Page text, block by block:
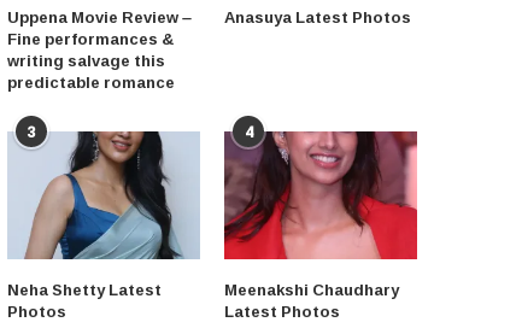
Uppena Movie Review –
Fine performances &
writing salvage this
predictable romance
Anasuya Latest Photos
3
Neha Shetty Latest
Photos
4
Meenakshi Chaudhary
Latest Photos